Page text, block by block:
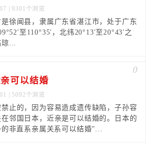
| 9301个浏览
徐闻县，隶属广东省湛江市，处于广东
至110°35′，北纬20°13′至20°43′之
琼...
0
亲可以结婚
| 5092个浏览
止的，因为容易造成遗传缺陷，子孙容
邻国日本，近亲是可以结婚的。日本的
非直系亲属关系可以结婚”...